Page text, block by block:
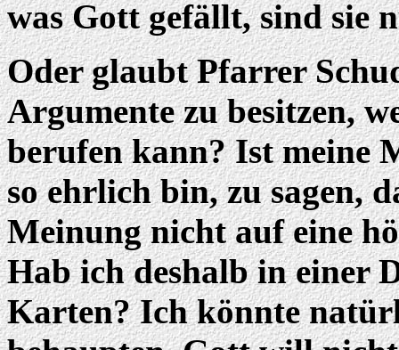
was Gott gefällt, sind sie
Oder glaubt Pfarrer
Argumente zu besitzen,
berufen kann? Ist meine
so ehrlich bin, zu sagen,
Meinung nicht auf eine
Hab ich deshalb in einer
Karten? Ich könnte